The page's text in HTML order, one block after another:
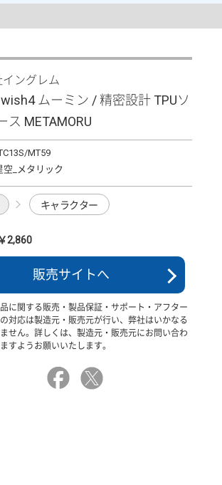
ングレム
wish4 ムーミン / 精密設計 TPUソ
ス METAMORU
MT59
空_メタリック
キャラクター
2,860
販売サイトへ
に関する販売・製品保証・サポート・アフター
対応は製造元・販売元が行い、弊社はいかなる
せん。詳しくは、製造元・販売元にお問い合わ
すようお願いいたします。